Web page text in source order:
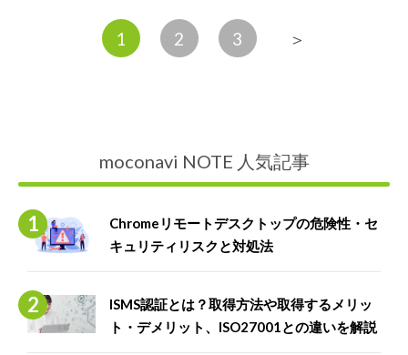
1 2 3 ＞
moconavi NOTE 人気記事
Chromeリモートデスクトップの危険性・セ
キュリティリスクと対処法
ISMS認証とは？取得方法や取得するメリッ
ト・デメリット、ISO27001との違いを解説